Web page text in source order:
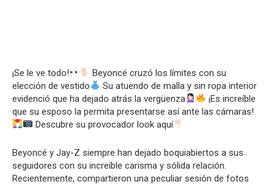
¡Se le ve todo!
Beyoncé cruzó los límites con su
elección de vestido
Su atuendo de malla y sin ropa interior
evidenció que ha dejado atrás la vergüenza
¡Es increíble
que su esposo la permita presentarse así ante las cámaras!
Descubre su provocador look aquí
Beyoncé y Jay-Z siempre han dejado boquiabiertos a sus
seguidores con su increíble carisma y sólida relación.
Recientemente, compartieron una peculiar sesión de fotos